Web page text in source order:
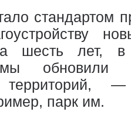
стандартом
За шесть лет,
мы
территорий,
парк им.